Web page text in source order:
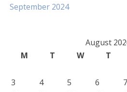
September 2024
August
M
T W T
3
4 5 6 7